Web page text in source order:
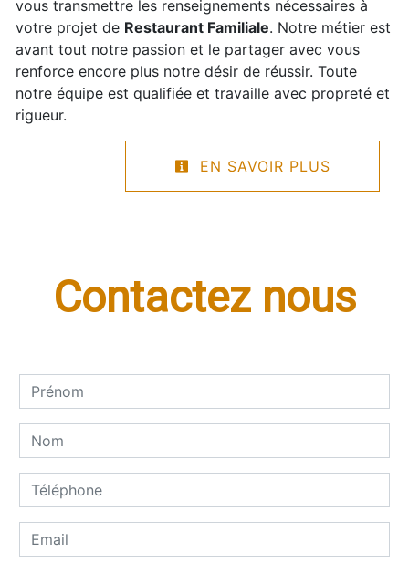
vous transmettre les renseignements nécessaires à
votre projet de Restaurant Familiale. Notre métier est
avant tout notre passion et le partager avec vous
renforce encore plus notre désir de réussir. Toute
notre équipe est qualifiée et travaille avec propreté et
rigueur.
EN SAVOIR PLUS
Contactez nous